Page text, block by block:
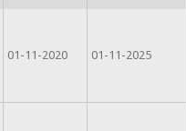
01-11-2020 01-11-2025